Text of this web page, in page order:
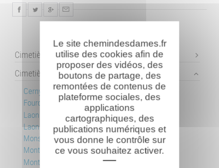
Cimetières français
Cimetières allemands
Cerny-en-Laonnois
Fourdrain
Laon - Bousson
Laon - Champ de Manoeuvre
Mons-en-Laonnois
Montaigu 1
Montaigu 2
Le site chemindesdames.fr
utilise des cookies afin de
proposer des vidéos, des
boutons de partage, des
remontées de contenus de
plateforme sociales, des
applications
cartographiques, des
publications numériques et
vous donne le contrôle sur
ce vous souhaitez activer.